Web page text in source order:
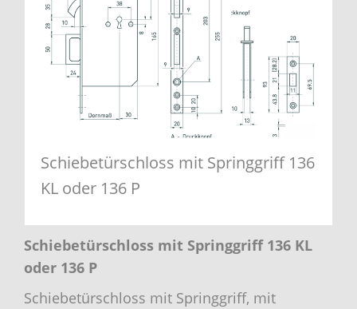
Schiebetürschloss mit Springgriff 136
KL oder 136 P
Schiebetürschloss mit Springgriff 136 KL
oder 136 P
Schiebetürschloss mit Springgriff, mit